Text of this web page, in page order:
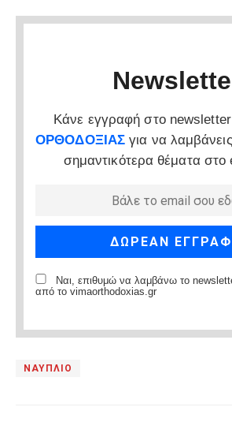
Κάνε εγγραφή στο
ΟΡΘΟΔΟΞΙΑΣ για να
σημαντικότερα θέματα
Ναι, επιθυμώ να λαμβάνω το
από το vimaorthodoxias.gr
ΝΑΥΠΛΙΟ